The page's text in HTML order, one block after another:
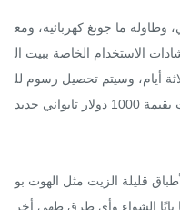
وطاولة ما جونغ كهربائية، ومع
الاستخدام الخاصة ببيت ال
أيام، وسيتم تحصيل رسوم لل
مكان والمعدات بقيمة 1000 دولار تايواني جديد.
قليلة الزيت مثل الهوت بو
باتًا الشواء وأي طرق طهي أخر